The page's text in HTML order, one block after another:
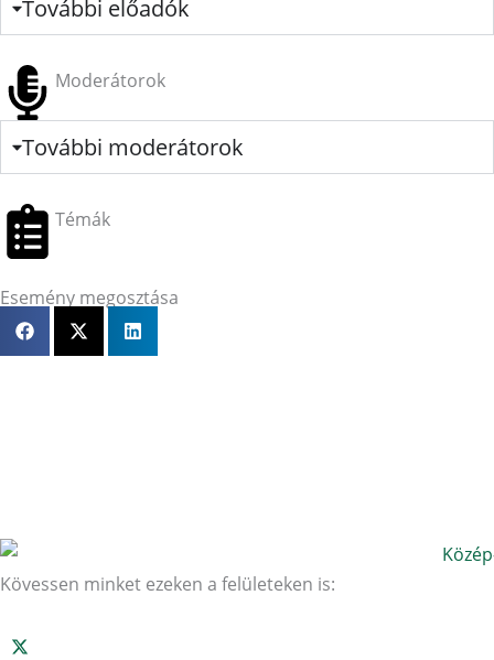
További előadók
Moderátorok
További moderátorok
Témák
Esemény megosztása
Kövessen minket ezeken a felületeken is: